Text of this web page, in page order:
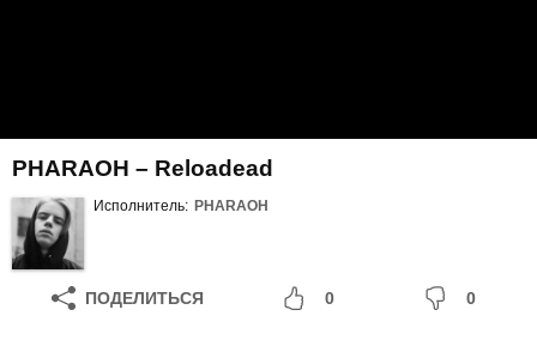
PHARAOH – Reloadead
Исполнитель: PHARAOH
ПОДЕЛИТЬСЯ 0 0